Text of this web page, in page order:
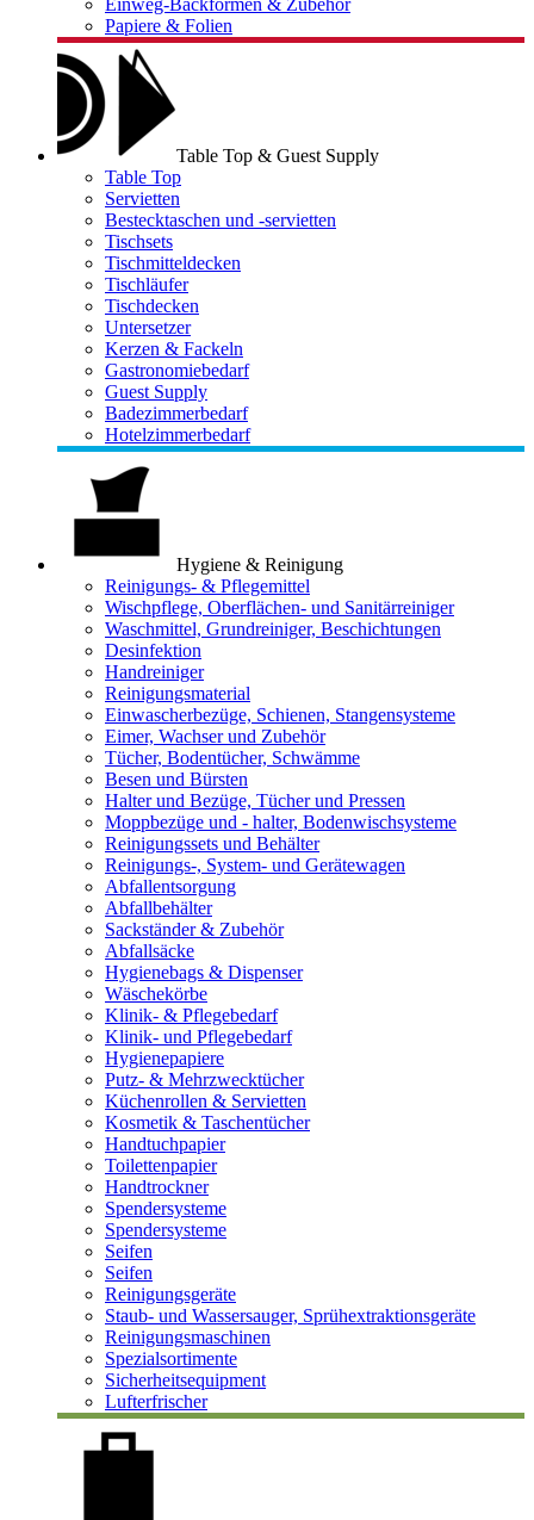
Einweg-Backformen & Zubehör
Papiere & Folien
Table Top & Guest Supply
Table Top
Servietten
Bestecktaschen und -servietten
Tischsets
Tischmitteldecken
Tischläufer
Tischdecken
Untersetzer
Kerzen & Fackeln
Gastronomiebedarf
Guest Supply
Badezimmerbedarf
Hotelzimmerbedarf
Hygiene & Reinigung
Reinigungs- & Pflegemittel
Wischpflege, Oberflächen- und Sanitärreiniger
Waschmittel, Grundreiniger, Beschichtungen
Desinfektion
Handreiniger
Reinigungsmaterial
Einwascherbezüge, Schienen, Stangensysteme
Eimer, Wachser und Zubehör
Tücher, Bodentücher, Schwämme
Besen und Bürsten
Halter und Bezüge, Tücher und Pressen
Moppbezüge und - halter, Bodenwischsysteme
Reinigungssets und Behälter
Reinigungs-, System- und Gerätewagen
Abfallentsorgung
Abfallbehälter
Sackständer & Zubehör
Abfallsäcke
Hygienebags & Dispenser
Wäschekörbe
Klinik- & Pflegebedarf
Klinik- und Pflegebedarf
Hygienepapiere
Putz- & Mehrzwecktücher
Küchenrollen & Servietten
Kosmetik & Taschentücher
Handtuchpapier
Toilettenpapier
Handtrockner
Spendersysteme
Spendersysteme
Seifen
Seifen
Reinigungsgeräte
Staub- und Wassersauger, Sprühextraktionsgeräte
Reinigungsmaschinen
Spezialsortimente
Sicherheitsequipment
Lufterfrischer